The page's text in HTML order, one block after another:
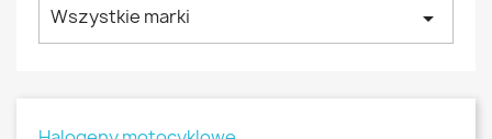
Wszystkie marki arrow_drop_down